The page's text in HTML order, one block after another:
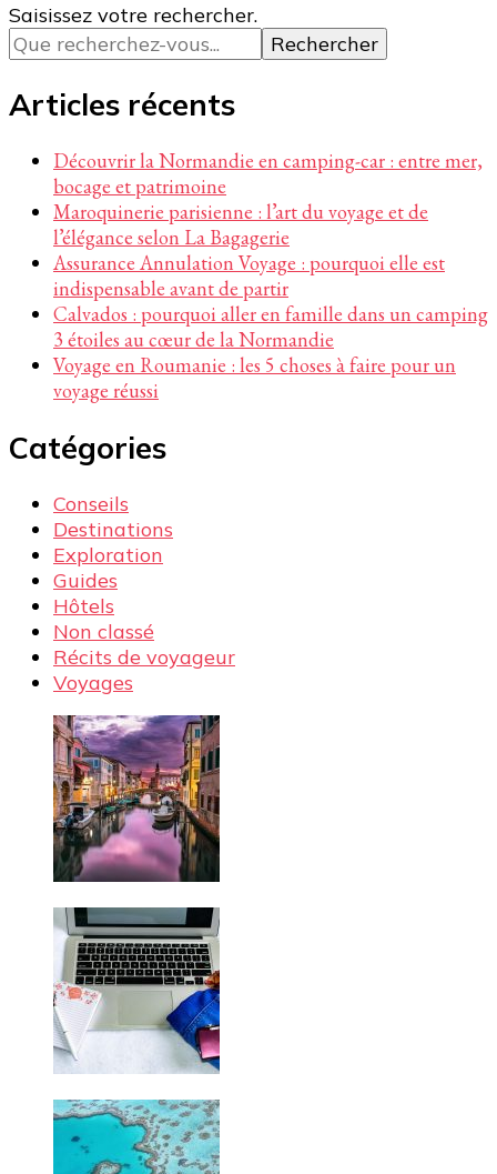
Vous
recherchiez
quelque
chose ?
Saisissez votre rechercher.
Articles récents
Découvrir la Normandie en camping-car : entre mer,
bocage et patrimoine
Maroquinerie parisienne : l’art du voyage et de
l’élégance selon La Bagagerie
Assurance Annulation Voyage : pourquoi elle est
indispensable avant de partir
Calvados : pourquoi aller en famille dans un camping
3 étoiles au cœur de la Normandie
Voyage en Roumanie : les 5 choses à faire pour un
voyage réussi
Catégories
Conseils
Destinations
Exploration
Guides
Hôtels
Non classé
Récits de voyageur
Voyages